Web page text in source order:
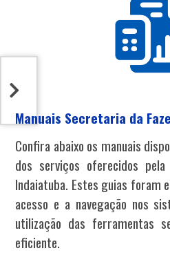
Manuais Secretaria da
Confira abaixo os manuais
dos serviços oferecidos
Indaiatuba. Estes guias foram
acesso e a navegação nos
utilização das ferramentas
eficiente.